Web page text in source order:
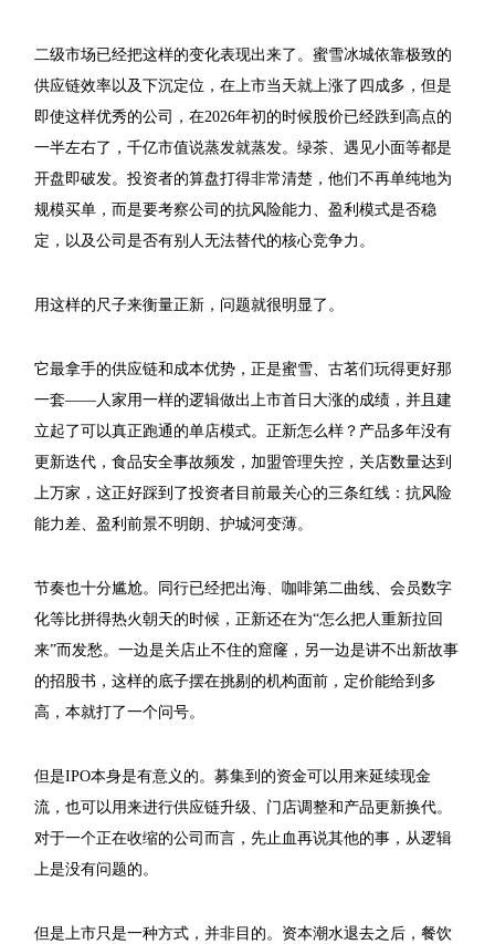
二级市场已经把这样的变化表现出来了。蜜雪冰城依靠极致的
供应链效率以及下沉定位，在上市当天就上涨了四成多，但是
即使这样优秀的公司，在2026年初的时候股价已经跌到高点的
一半左右了，千亿市值说蒸发就蒸发。绿茶、遇见小面等都是
开盘即破发。投资者的算盘打得非常清楚，他们不再单纯地为
规模买单，而是要考察公司的抗风险能力、盈利模式是否稳
定，以及公司是否有别人无法替代的核心竞争力。
用这样的尺子来衡量正新，问题就很明显了。
它最拿手的供应链和成本优势，正是蜜雪、古茗们玩得更好那
一套——人家用一样的逻辑做出上市首日大涨的成绩，并且建
立起了可以真正跑通的单店模式。正新怎么样？产品多年没有
更新迭代，食品安全事故频发，加盟管理失控，关店数量达到
上万家，这正好踩到了投资者目前最关心的三条红线：抗风险
能力差、盈利前景不明朗、护城河变薄。
节奏也十分尴尬。同行已经把出海、咖啡第二曲线、会员数字
化等比拼得热火朝天的时候，正新还在为“怎么把人重新拉回
来”而发愁。一边是关店止不住的窟窿，另一边是讲不出新故事
的招股书，这样的底子摆在挑剔的机构面前，定价能给到多
高，本就打了一个问号。
但是IPO本身是有意义的。募集到的资金可以用来延续现金
流，也可以用来进行供应链升级、门店调整和产品更新换代。
对于一个正在收缩的公司而言，先止血再说其他的事，从逻辑
上是没有问题的。
但是上市只是一种方式，并非目的。资本潮水退去之后，餐饮